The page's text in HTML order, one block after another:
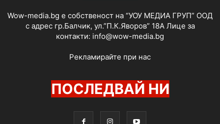
Wow-media.bg е собственост на “УОУ МЕДИА ГРУП” ООД
с адрес гр.Балчик, ул.”П.К.Яворов” 18А Лице за
контакти: info@wow-media.bg
Рекламирайте при нас
ПОСЛЕДВАЙ НИ